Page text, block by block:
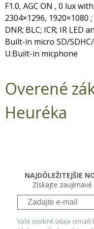
F1.0, AGC ON , 0 lux
2304×1296, 1920×1080
DNR; BLC; ICR; IR LED
Built-in micro SD/
U:Built-in micphone
Overené
Heuréka
NAJDÔLEŽITEJŠIE
Získajte
Vaše osobné údaje